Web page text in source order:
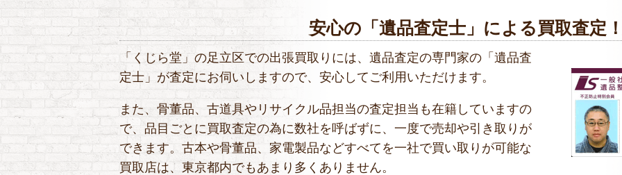
安心の「遺品査定士」による買取査定
「くじら堂」の足立区での出張買取りには、遺品査定の専門家の「遺品査
定士」が査定にお伺いしますので、安心してご利用いただけます。
また、骨董品、古道具やリサイクル品担当の査定担当も在籍していますの
で、品目ごとに買取査定の為に数社を呼ばずに、一度で売却や引き取りが
できます。古本や骨董品、家電製品などすべてを一社で買い取りが可能な
買取店は、東京都内でもあまり多くありません。